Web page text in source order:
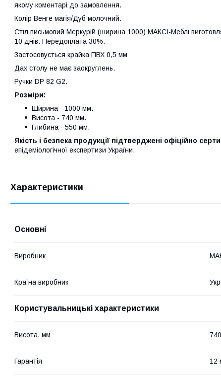
якому коментарі до замовлення.
Колір Венге магія/Дуб молочний.
Стіл письмовий Меркурій (ширина 1000) МАКСІ-Меблі
10 днів. Передоплата 30%.
Застосовується крайка ПВХ 0,5 мм
Дах столу не має заокруглень.
Ручки DP 82 G2.
Розміри:
Ширина - 1000 мм.
Висота - 740 мм.
Глибина - 550 мм.
Якість і безпека продукції підтверджені офіційно
епідеміологічної експертизи України.
Характеристики
Основні
Виробник
Країна виробник
Користувальницькі характеристики
Висота, мм 740
Гарантія 12